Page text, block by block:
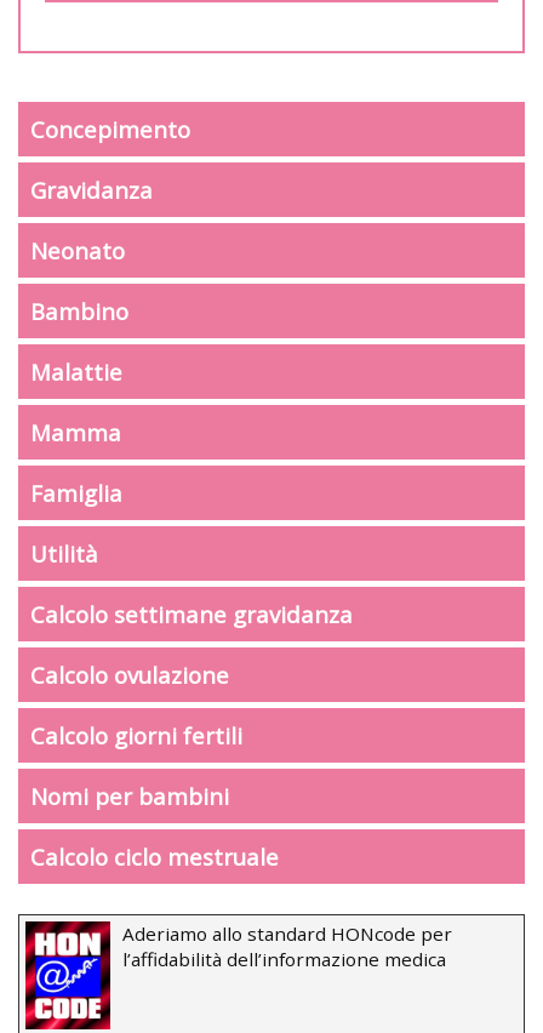
Concepimento
Gravidanza
Neonato
Bambino
Malattie
Mamma
Famiglia
Utilità
Calcolo settimane gravidanza
Calcolo ovulazione
Calcolo giorni fertili
Nomi per bambini
Calcolo ciclo mestruale
Aderiamo allo standard HONcode per
l’affidabilità dell’informazione medica